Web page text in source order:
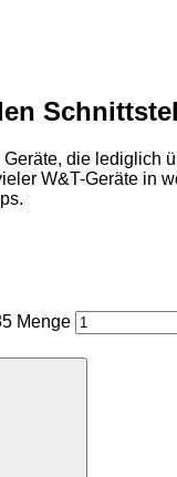
die lediglich
W&T-Geräte in
Menge